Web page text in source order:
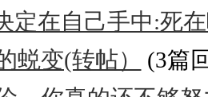
定在自己手中:死
蜕变(转帖）
(3篇